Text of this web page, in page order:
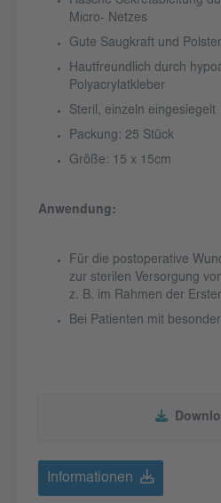
Micro- Netzes
Gute Saugkraft und
Hautfreundlich durch
Polyacrylatkleber
Steril, einzeln eingesiegelt
Packung: 25 Stück
Größe: 15 x 15cm
Anwendung:
Für die postoperative
zur sterilen Versorgung
z. B. im Rahmen der
Bei Patienten mit
Informationen